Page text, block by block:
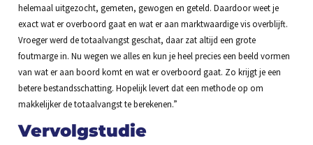
helemaal uitgezocht, gemeten, gewogen en geteld. Daardoor weet je
exact wat er overboord gaat en wat er aan marktwaardige vis overblijft.
Vroeger werd de totaalvangst geschat, daar zat altijd een grote
foutmarge in. Nu wegen we alles en kun je heel precies een beeld vormen
van wat er aan boord komt en wat er overboord gaat. Zo krijgt je een
betere bestandsschatting. Hopelijk levert dat een methode op om
makkelijker de totaalvangst te berekenen.”
Vervolgstudie